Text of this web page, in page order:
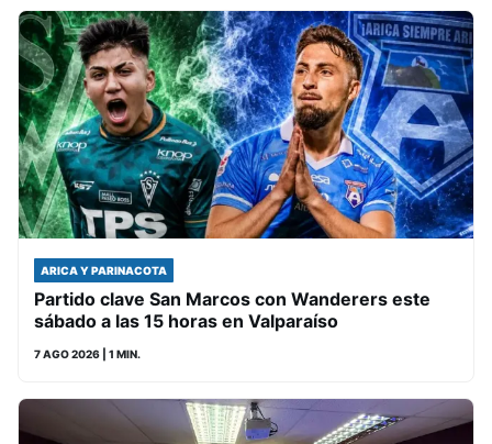
ARICA Y PARINACOTA
Partido clave San Marcos con Wanderers este
sábado a las 15 horas en Valparaíso
7 AGO 2026 | 1 MIN.